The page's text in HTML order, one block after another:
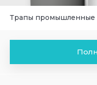
Трапы промышленные